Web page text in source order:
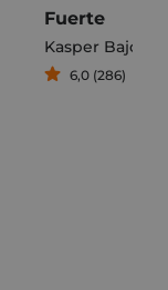
Fuerte
Kasper Bajon
6,0 (286)